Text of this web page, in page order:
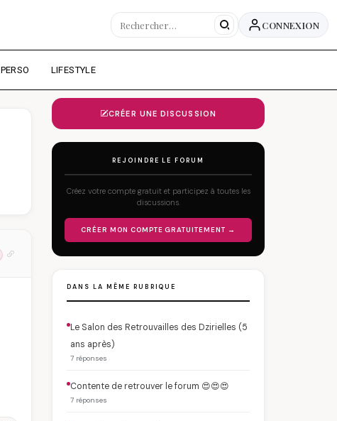
CONNEXION
PERSO LIFESTYLE
CRÉER UNE DISCUSSION
REJOINDRE LE FORUM
Créez votre compte gratuit et participez à toutes les
discussions.
CRÉER MON COMPTE GRATUITEMENT →
DANS LA MÊME RUBRIQUE
Le Salon des Retrouvailles des Dzirielles (5
ans après)
7 réponses
Contente de retrouver le forum 😍😍😍
7 réponses